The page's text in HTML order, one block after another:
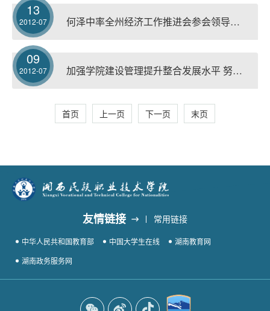
13
2012-07 何泽中率全州经济工作推进会参会领导莅临我院视察指导工作
09
2012-07 加强学院建设管理提升整合发展水平 努力创建四省市边区一流职教品牌
首页 上一页 下一页 末页
友情链接 常用链接
中华人民共和国教育部 中国大学生在线
湖南教育网
湖南政务服务网